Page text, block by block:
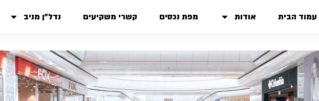
עמוד הבית אודות מפת נכסים קשרי משקיעים נדל״ן מניב